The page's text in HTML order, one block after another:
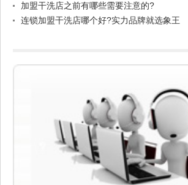
加盟干洗店之前有哪些需要注意的?
连锁加盟干洗店哪个好?实力品牌就选象王